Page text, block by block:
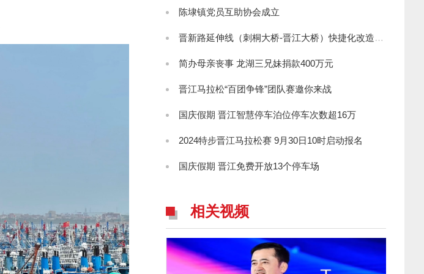
陈埭镇党员互助协会成立
晋新路延伸线（刺桐大桥-晋江大桥）快捷化改造工程环境影响评价第一次信息公示
简办母亲丧事 龙湖三兄妹捐款400万元
晋江马拉松“百团争锋”团队赛邀你来战
国庆假期 晋江智慧停车泊位停车次数超16万
2024特步晋江马拉松赛 9月30日10时启动报名
国庆假期 晋江免费开放13个停车场
相关视频